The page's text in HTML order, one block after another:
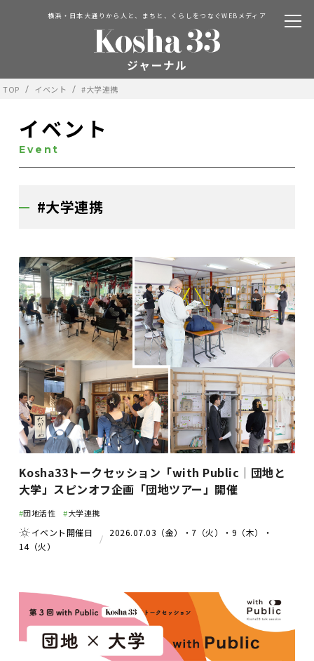
横浜・日本大通りから人と、まちと、くらしをつなぐWEBメディア
TOP イベント #大学連携
イベント
Event
#大学連携
Kosha33トークセッション「with Public｜団地と
大学」スピンオフ企画「団地ツアー」開催
#団地活性 #大学連携
イベント開催日
2026.07.03（金）・7（火）・9（木）・
14（火）